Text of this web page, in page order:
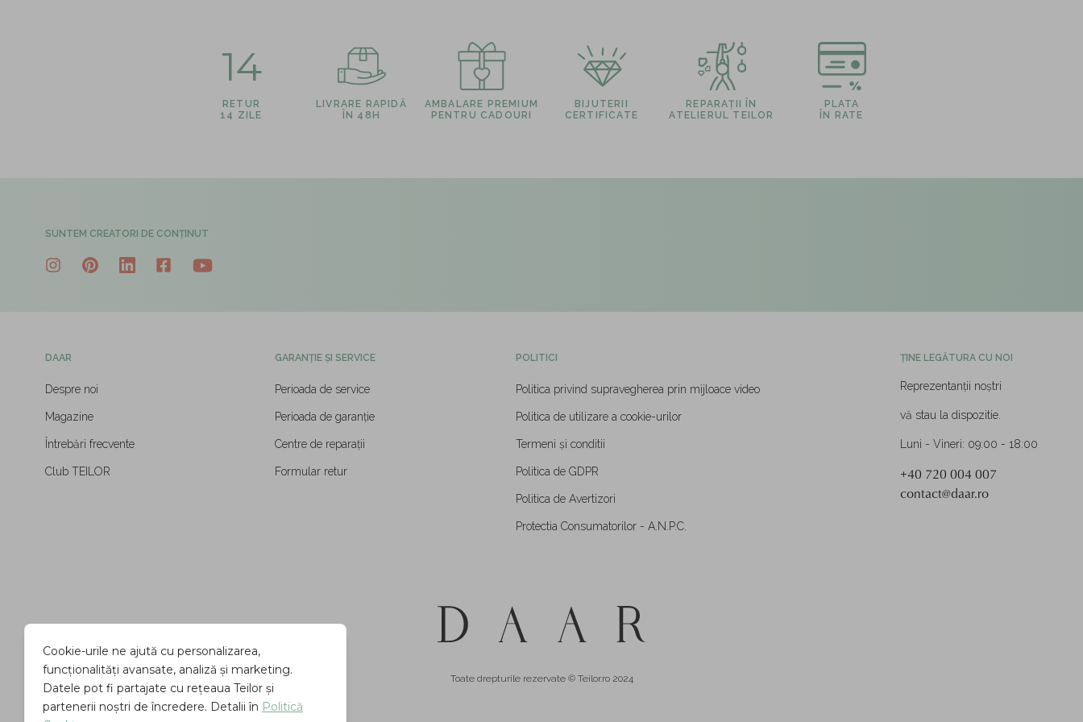
14
RETUR
14 ZILE
LIVRARE RAPIDĂ
ÎN 48H
AMBALARE PREMIUM
PENTRU CADOURI
BIJUTERII
CERTIFICATE
REPARAȚII ÎN
ATELIERUL TEILOR
PLATA
ÎN RATE
SUNTEM CREATORI DE CONȚINUT
DAAR
Despre noi
Magazine
Întrebări frecvente
Club TEILOR
GARANȚIE ȘI SERVICE
Perioada de service
Perioada de garanție
Centre de reparații
Formular retur
POLITICI
Politica privind supravegherea prin mijloace video
Politica de utilizare a cookie-urilor
Termeni și conditii
Politica de GDPR
Politica de Avertizori
Protectia Consumatorilor - A.N.P.C.
ȚINE LEGĂTURA CU NOI
Reprezentanții noștri
vă stau la dispozitie.
Luni - Vineri: 09:00 - 18:00
+40 720 004 007
contact@daar.ro
Toate drepturile rezervate © Teilor.ro 2024